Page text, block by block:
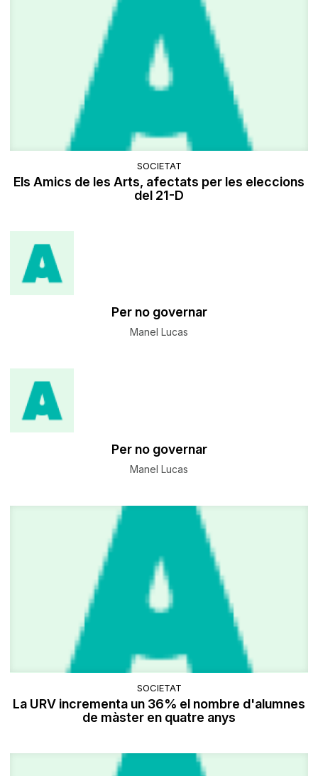
SOCIETAT
Els Amics de les Arts, afectats per les eleccions
del 21-D
Per no governar
Manel Lucas
Per no governar
Manel Lucas
SOCIETAT
La URV incrementa un 36% el nombre d'alumnes
de màster en quatre anys